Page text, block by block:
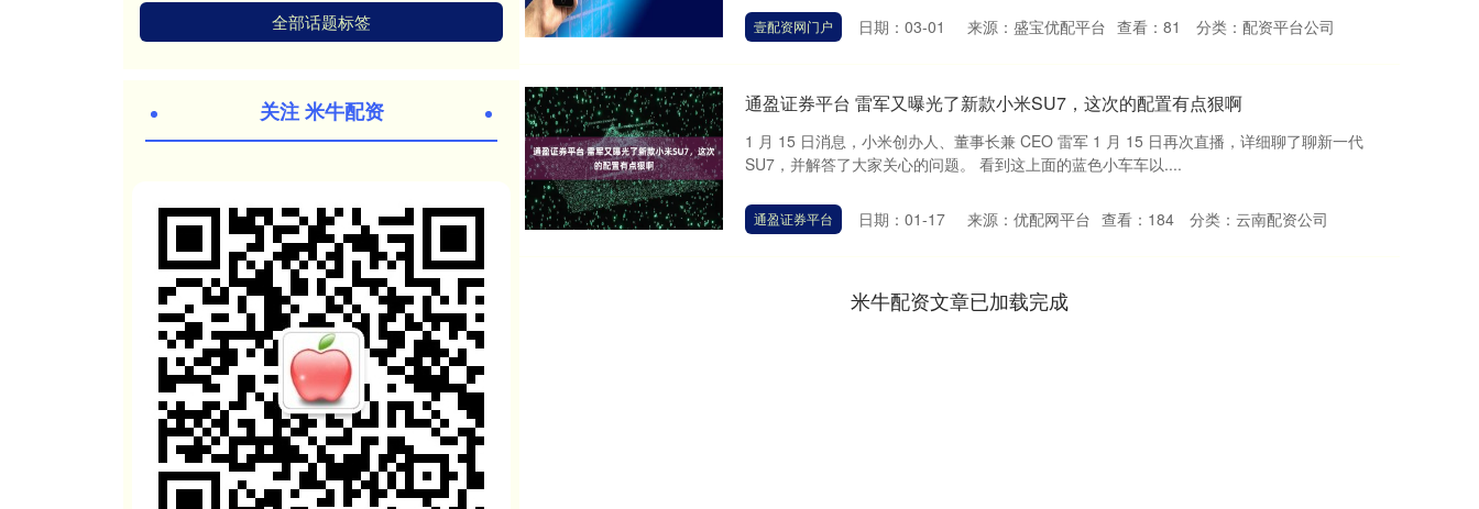
壹配资网门户 日期：03-01 来源：盛宝优配平台 查看： 81 分类： 配资平台公司
通盈证券平台 雷军又曝光了新款小米SU7，这次的配置有点狠啊
1 月 15 日消息，小米创办人、董事长兼 CEO 雷军 1 月 15 日再次直播，详细聊了聊新一代
SU7，并解答了大家关心的问题。 看到这上面的蓝色小车车以....
通盈证券平台 日期：01-17 来源：优配网平台 查看： 184 分类： 云南配资公司
米牛配资文章已加载完成
全部话题标签
关注 米牛配资